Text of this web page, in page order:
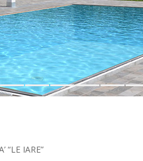
12 13 14 15 16 17
“LE IARE”